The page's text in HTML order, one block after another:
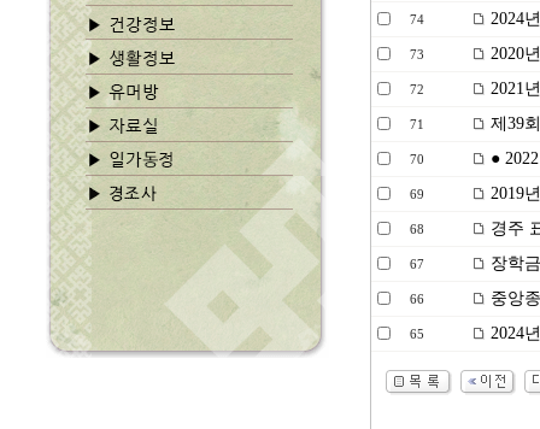
74 2024
73 2020
72 2021
71 제39
70 ●
69 2019
68 경주
67 장학
66 중앙
65 2024